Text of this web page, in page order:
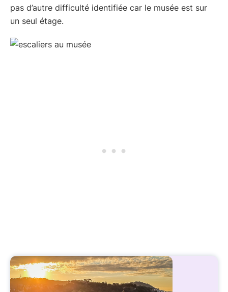
pas d’autre difficulté identifiée car le musée est sur
un seul étage.